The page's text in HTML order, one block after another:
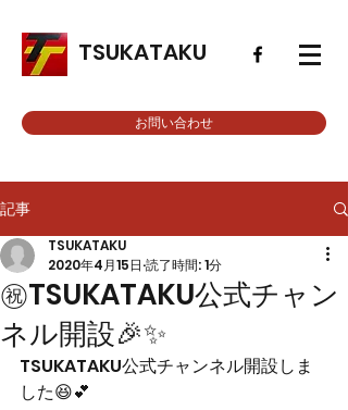
TSUKATAKU
お問い合わせ
記事
㊗TSUKATAKU公式チャン
ネル開設🎉✨
TSUKATAKU
2020年4月15日 読了時間: 1分
TSUKATAKU公式チャンネル開設しま
した😆💕